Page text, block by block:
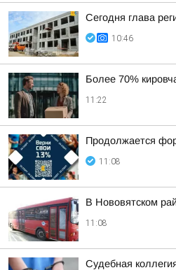
Сегодня глава
10:46
Более 70%
11:22
Продолжается
11:08
В Нововятском
11:08
Судебная